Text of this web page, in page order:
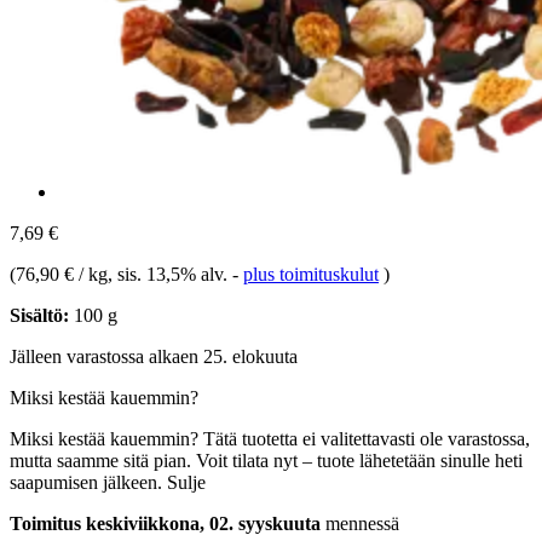
7,69 €
(76,90 € / kg, sis. 13,5% alv. - plus toimituskulut )
Sisältö: 100 g
Jälleen varastossa alkaen 25. elokuuta
Miksi kestää kauemmin?
Miksi kestää kauemmin? Tätä tuotetta ei valitettavasti ole varastossa,
mutta saamme sitä pian. Voit tilata nyt – tuote lähetetään sinulle heti
saapumisen jälkeen. Sulje
Toimitus keskiviikkona, 02. syyskuuta mennessä